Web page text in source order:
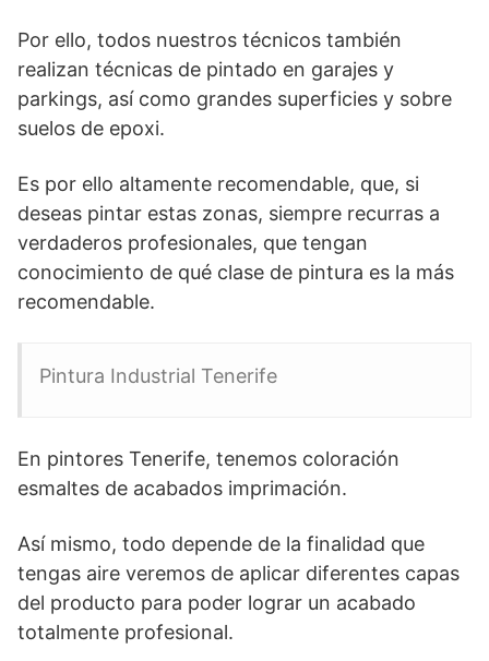
Por ello, todos nuestros técnicos también
realizan técnicas de pintado en garajes y
parkings, así como grandes superficies y sobre
suelos de epoxi.
Es por ello altamente recomendable, que, si
deseas pintar estas zonas, siempre recurras a
verdaderos profesionales, que tengan
conocimiento de qué clase de pintura es la más
recomendable.
Pintura Industrial Tenerife
En pintores Tenerife, tenemos coloración
esmaltes de acabados imprimación.
Así mismo, todo depende de la finalidad que
tengas aire veremos de aplicar diferentes capas
del producto para poder lograr un acabado
totalmente profesional.